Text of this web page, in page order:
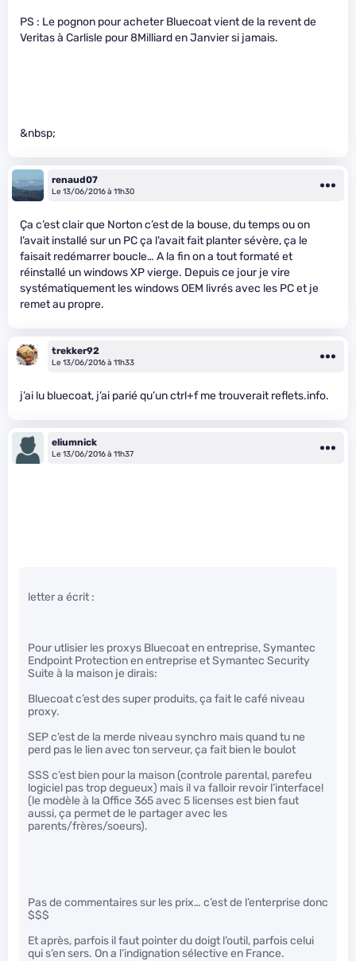
PS : Le pognon pour acheter Bluecoat vient de la revent de
Veritas à Carlisle pour 8Milliard en Janvier si jamais.
&nbsp;
renaud07
Le 13/06/2016 à 11h30
Ça c’est clair que Norton c’est de la bouse, du temps ou on
l’avait installé sur un PC ça l’avait fait planter sévère, ça le
faisait redémarrer boucle… A la fin on a tout formaté et
réinstallé un windows XP vierge. Depuis ce jour je vire
systématiquement les windows OEM livrés avec les PC et je
remet au propre.
trekker92
Le 13/06/2016 à 11h33
j’ai lu bluecoat, j’ai parié qu’un ctrl+f me trouverait reflets.info.
eliumnick
Le 13/06/2016 à 11h37
letter a écrit :
Pour utlisier les proxys Bluecoat en entreprise, Symantec
Endpoint Protection en entreprise et Symantec Security
Suite à la maison je dirais:
Bluecoat c’est des super produits, ça fait le café niveau
proxy.
SEP c’est de la merde niveau synchro mais quand tu ne
perd pas le lien avec ton serveur, ça fait bien le boulot
SSS c’est bien pour la maison (controle parental, parefeu
logiciel pas trop degueux) mais il va falloir revoir l’interface!
(le modèle à la Office 365 avec 5 licenses est bien faut
aussi, ça permet de le partager avec les
parents/frères/soeurs).
Pas de commentaires sur les prix… c’est de l’enterprise donc
$$$
Et après, parfois il faut pointer du doigt l’outil, parfois celui
qui s’en sers. On a l’indignation sélective en France.